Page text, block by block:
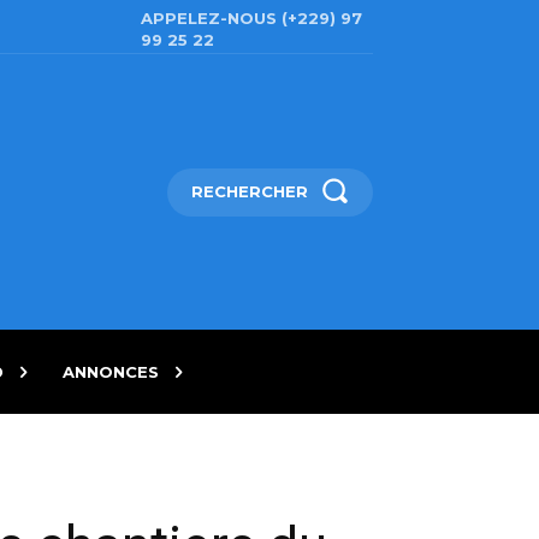
APPELEZ-NOUS (+229) 97
99 25 22
RECHERCHER
ANNONCES